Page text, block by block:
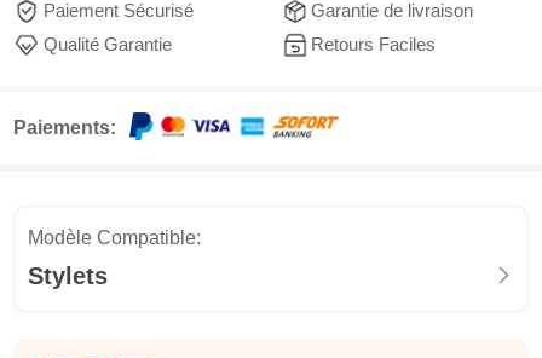
Paiement Sécurisé
Garantie de livraison
Qualité Garantie
Retours Faciles
Paiements:
Modèle Compatible:
Stylets